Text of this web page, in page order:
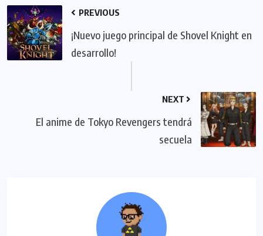
PREVIOUS
¡Nuevo juego principal de Shovel Knight en
desarrollo!
NEXT
El anime de Tokyo Revengers tendrá
secuela